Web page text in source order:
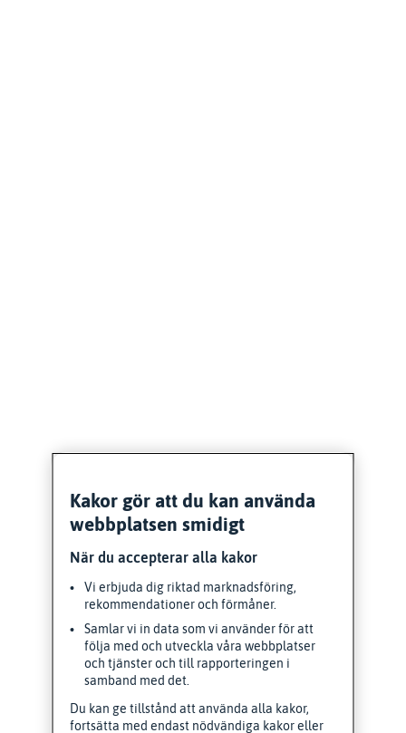
Kakor gör att du kan använda
webbplatsen smidigt
När du accepterar alla kakor
Vi erbjuda dig riktad marknadsföring,
rekommendationer och förmåner.
Samlar vi in data som vi använder för att
följa med och utveckla våra webbplatser
och tjänster och till rapporteringen i
samband med det.
Du kan ge tillstånd att använda alla kakor,
fortsätta med endast nödvändiga kakor eller